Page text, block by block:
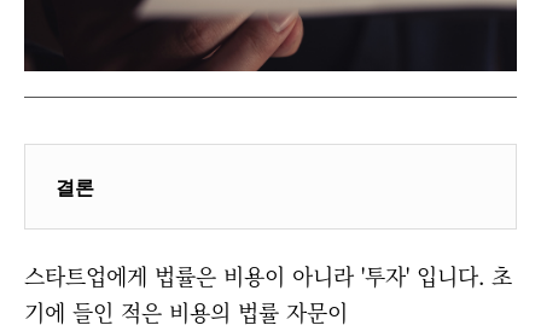
결론
스타트업에게 법률은 비용이 아니라 '투자' 입니다. 초
기에 들인 적은 비용의 법률 자문이